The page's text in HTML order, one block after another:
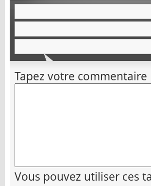
Tapez votre commentaire
Vous pouvez utiliser ces